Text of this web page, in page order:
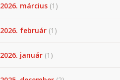
2026. március (1)
2026. február (1)
2026. január (1)